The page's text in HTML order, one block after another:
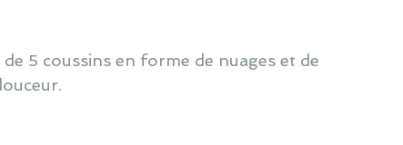
5 coussins en forme de nuages et de